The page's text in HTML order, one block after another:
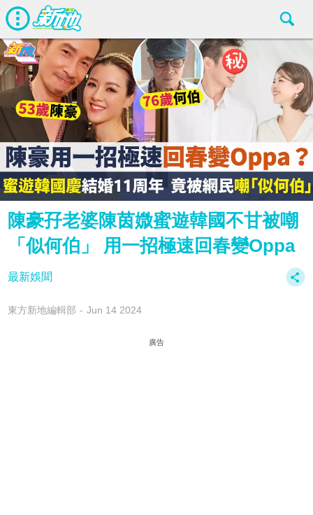
陳豪孖老婆陳茵媺蜜遊韓國不甘被嘲
「似何伯」 用一招極速回春變Oppa
最新娛聞
東方新地編輯部 Jun 14 2024
廣告